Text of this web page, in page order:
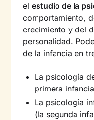
elestudio de la
comportamiento,
crecimiento y del
personalidad.
de la infancia en
La psicología
primera
La psicología
(la segunda